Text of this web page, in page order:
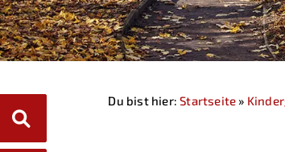
Du bist hier:Startseite »